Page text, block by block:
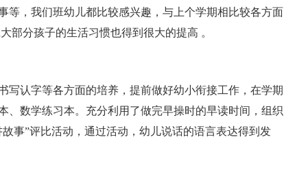
等，我们班幼儿都比较感兴趣，与上个学期相比较各方面
部分孩子的生活习惯也得到很大的提高 。
认字等各方面的培养，提前做好幼小衔接工作，在学期
、数学练习本。充分利用了做完早操时的早读时间，组织
事”评比活动，通过活动，幼儿说话的语言表达得到发